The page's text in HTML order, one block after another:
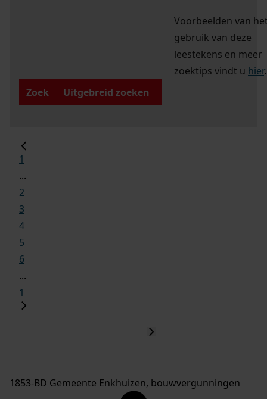
Voorbeelden van
gebruik van deze
leestekens en meer
zoektips vindt u hier.
Zoek
Uitgebreid zoeken
1
...
2
3
4
5
6
...
1
1853-BD Gemeente Enkhuizen, bouwvergunningen